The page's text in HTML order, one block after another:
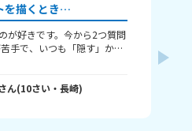
を描くとき…
が好きです。今から2つ質問
手で、いつも「隠す」か
いて、それ以外は全く描け
ですか？
ん(10さい・ 長崎)